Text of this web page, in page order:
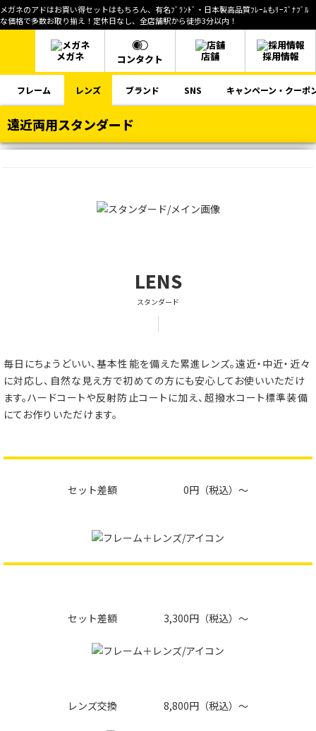
メガネのアドはお買い得セットはもちろん、有名ﾌﾞﾗﾝﾄﾞ・日本製高品質ﾌﾚｰﾑもﾘｰｽﾞﾅﾌﾞﾙ
な価格で多数お取り揃え！定休日なし、全店舗駅から徒歩3分以内！
メガネ コンタクト 店舗 採用情報
フレーム レンズ ブランド SNS キャンペーン・クーポ
遠近両用スタンダード
LENS
スタンダード
毎日にちょうどいい、基本性能を備えた累進レンズ。遠近・中近・近々
に対応し、自然な見え方で初めての方にも安心してお使いいただけ
ます。ハードコートや反射防止コートに加え、超撥水コート標準装備
にてお作りいただけます。
セット差額 0円
セット差額 3,300円
レンズ交換 8,800円